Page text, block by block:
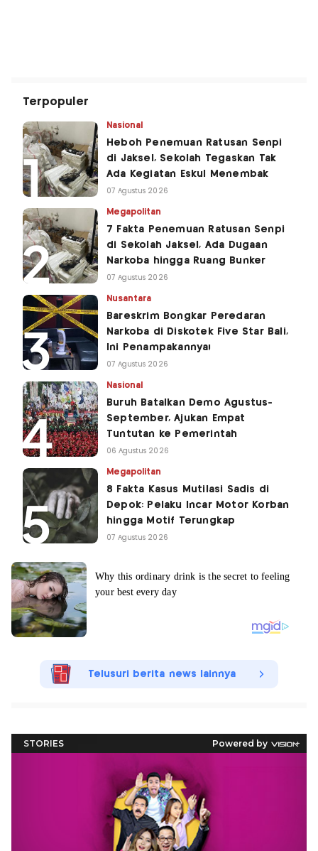
Terpopuler
Nasional
Heboh Penemuan Ratusan Senpi
di Jaksel, Sekolah Tegaskan Tak
Ada Kegiatan Eskul Menembak
07 Agustus 2026
Megapolitan
7 Fakta Penemuan Ratusan Senpi
di Sekolah Jaksel, Ada Dugaan
Narkoba hingga Ruang Bunker
07 Agustus 2026
Nusantara
Bareskrim Bongkar Peredaran
Narkoba di Diskotek Five Star Bali,
Ini Penampakannya!
07 Agustus 2026
Nasional
Buruh Batalkan Demo Agustus-
September, Ajukan Empat
Tuntutan ke Pemerintah
06 Agustus 2026
Megapolitan
8 Fakta Kasus Mutilasi Sadis di
Depok: Pelaku Incar Motor Korban
hingga Motif Terungkap
07 Agustus 2026
Telusuri berita news lainnya